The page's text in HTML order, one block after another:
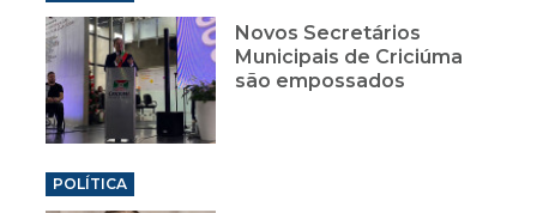
Novos Secretários
Municipais de Criciúma
são empossados
POLÍTICA